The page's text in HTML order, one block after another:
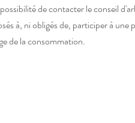
de contacter le conseil
à, ni obligés de, participer à
de la consommation.